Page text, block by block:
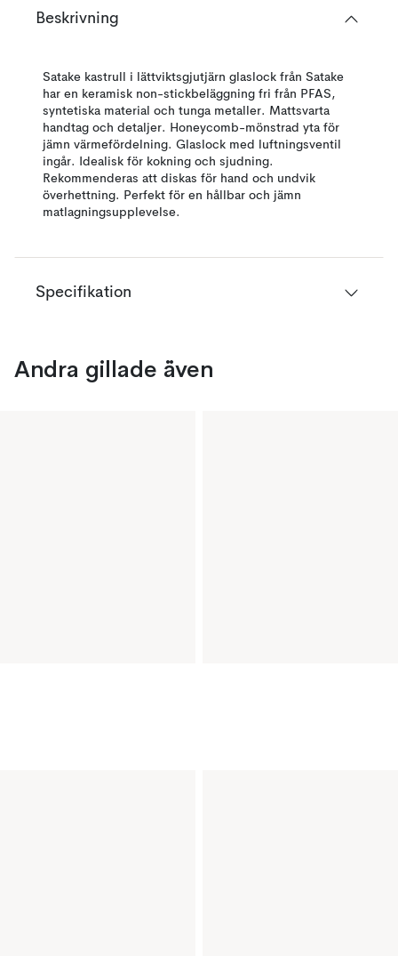
Beskrivning
Satake kastrull i lättviktsgjutjärn glaslock från Satake
har en keramisk non-stickbeläggning fri från PFAS,
syntetiska material och tunga metaller. Mattsvarta
handtag och detaljer. Honeycomb-mönstrad yta för
jämn värmefördelning. Glaslock med luftningsventil
ingår. Idealisk för kokning och sjudning.
Rekommenderas att diskas för hand och undvik
överhettning. Perfekt för en hållbar och jämn
matlagningsupplevelse.
Specifikation
Andra gillade även